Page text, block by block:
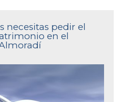
necesitas pedir el
en el